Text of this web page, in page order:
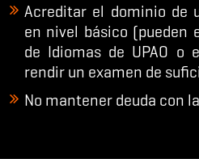
Acreditar el dominio de
en nivel básico (pueden
de Idiomas de UPAO o
rendir un examen de
No mantener deuda con